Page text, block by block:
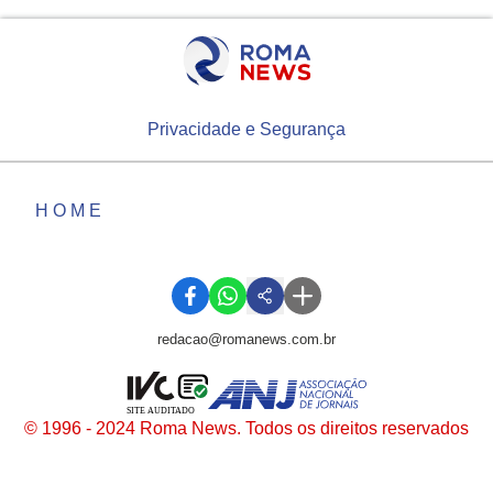
Privacidade e Segurança
HOME
redacao@romanews.com.br
© 1996 - 2024 Roma News. Todos os direitos reservados
SITE AUDITADO